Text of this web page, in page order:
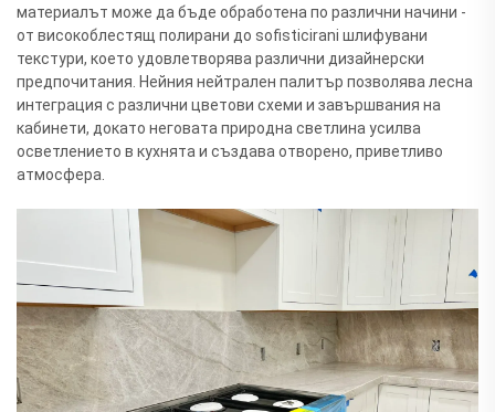
материалът може да бъде обработена по различни начини -
от високоблестящ полирани до sofisticirani шлифувани
текстури, което удовлетворява различни дизайнерски
предпочитания. Нейния нейтрален палитър позволява лесна
интеграция с различни цветови схеми и завършвания на
кабинети, докато неговата природна светлина усилва
осветлението в кухнята и създава отворено, приветливо
атмосфера.